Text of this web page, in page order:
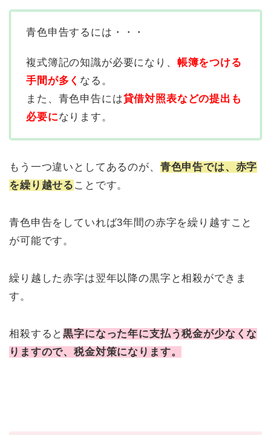
青色申告するには・・・
複式簿記の知識が必要になり、 帳簿をつける
手間が多く なる。
また、青色申告には貸借対照表などの提出も
必要になります。
もう一つ違いとしてあるのが、 青色申告では、赤字
を繰り越せる ことです。
青色申告をしていれば3年間の赤字を繰り越すこと
が可能です。
繰り越した赤字は翌年以降の黒字と相殺ができま
す。
相殺すると黒字になった年に支払う税金が少なくな
りますので、税金対策になります。